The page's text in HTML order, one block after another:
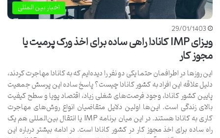
اخبار بین المللی
29/01/1403
ویزای IMP کانادا راهی ساده برای اخذ ورک پرمیت یا
مجوز کار
این روزها در اطرافمان حتما یکی دو نفر را دیده‌ایم که به کانادا مهاجرت کردند،
دلیل علاقه این افراد به کشور کانادا چیست؟ پاسخ ساده این پرسش جمعیت
پایین کشور کانادا، وجود فرصت‌های شغلی زیاد، اقتصاد پویا و سطح کیفیت
بالای زندگی است. این‌ها اولین دلایل متقاضیان انواع روش‌های مهاجرت
کاری به کانادا هستند. در این میان برنامه IMP یا انتقال بین‌المللی هم یک
راه ساده برای اخذ مجوز کار در کشور کانادا است. در ادامه بیشتر درباره این